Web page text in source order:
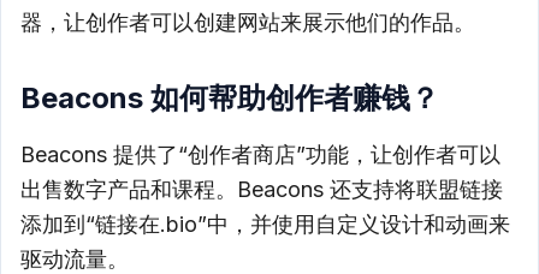
器，让创作者可以创建网站来展示他们的作品。
Beacons 如何帮助创作者赚钱？
Beacons 提供了“创作者商店”功能，让创作者可以
出售数字产品和课程。Beacons 还支持将联盟链接
添加到“链接在.bio”中，并使用自定义设计和动画来
驱动流量。